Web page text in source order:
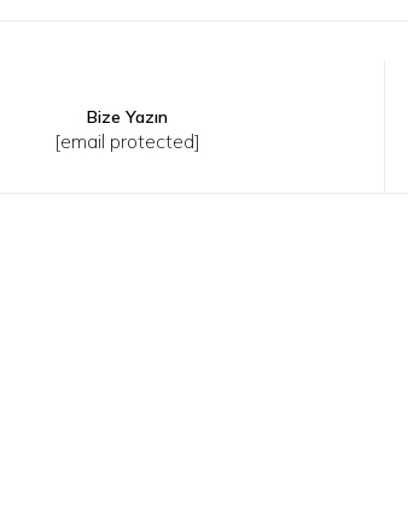
38
Bize Yazın
[email protected]